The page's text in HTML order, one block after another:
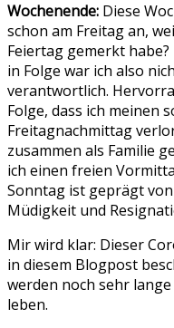
Wochenende: Diese
schon am Freitag an,
Feiertag gemerkt
in Folge war ich also
verantwortlich.
Folge, dass ich meinen
Freitagnachmittag
zusammen als Familie
ich einen freien
Sonntag ist geprägt
Müdigkeit und
Mir wird klar: Dieser
in diesem Blogpost
werden noch sehr
leben.